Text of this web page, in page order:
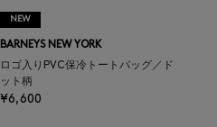
NEW
BARNEYS NEW YORK
ロゴ入りPVC保冷トートバッグ／ド
ット柄
¥6,600